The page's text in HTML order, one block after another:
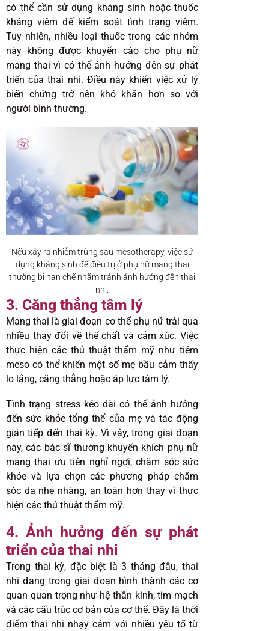
có thể cần sử dụng kháng sinh hoặc thuốc
kháng viêm để kiểm soát tình trạng viêm.
Tuy nhiên, nhiều loại thuốc trong các nhóm
này không được khuyến cáo cho phụ nữ
mang thai vì có thể ảnh hưởng đến sự phát
triển của thai nhi. Điều này khiến việc xử lý
biến chứng trở nên khó khăn hơn so với
người bình thường.
Nếu xảy ra nhiễm trùng sau mesotherapy, việc sử
dụng kháng sinh để điều trị ở phụ nữ mang thai
thường bị hạn chế nhằm tránh ảnh hưởng đến thai
nhi.
3. Căng thẳng tâm lý
Mang thai là giai đoạn cơ thể phụ nữ trải qua
nhiều thay đổi về thể chất và cảm xúc. Việc
thực hiện các thủ thuật thẩm mỹ như tiêm
meso có thể khiến một số mẹ bầu cảm thấy
lo lắng, căng thẳng hoặc áp lực tâm lý.
Tình trạng stress kéo dài có thể ảnh hưởng
đến sức khỏe tổng thể của mẹ và tác động
gián tiếp đến thai kỳ. Vì vậy, trong giai đoạn
này, các bác sĩ thường khuyến khích phụ nữ
mang thai ưu tiên nghỉ ngơi, chăm sóc sức
khỏe và lựa chọn các phương pháp chăm
sóc da nhẹ nhàng, an toàn hơn thay vì thực
hiện các thủ thuật thẩm mỹ.
4. Ảnh hưởng đến sự phát
triển của thai nhi
Trong thai kỳ, đặc biệt là 3 tháng đầu, thai
nhi đang trong giai đoạn hình thành các cơ
quan quan trọng như hệ thần kinh, tim mạch
và các cấu trúc cơ bản của cơ thể. Đây là thời
điểm thai nhi nhạy cảm với nhiều yếu tố từ